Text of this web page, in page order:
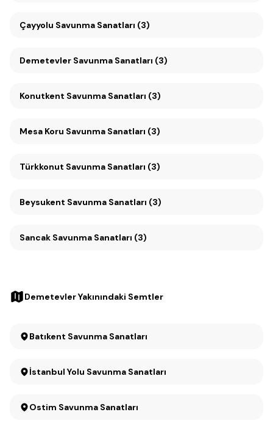
Çayyolu Savunma Sanatları (3)
Demetevler Savunma Sanatları (3)
Konutkent Savunma Sanatları (3)
Mesa Koru Savunma Sanatları (3)
Türkkonut Savunma Sanatları (3)
Beysukent Savunma Sanatları (3)
Sancak Savunma Sanatları (3)
Demetevler Yakınındaki Semtler
Batıkent Savunma Sanatları
İstanbul Yolu Savunma Sanatları
Ostim Savunma Sanatları